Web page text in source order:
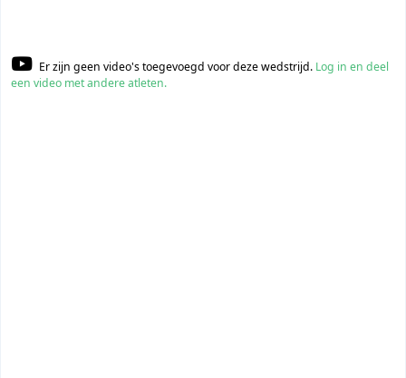
Er zijn geen video's toegevoegd voor deze wedstrijd. Log in en deel
een video met andere atleten.